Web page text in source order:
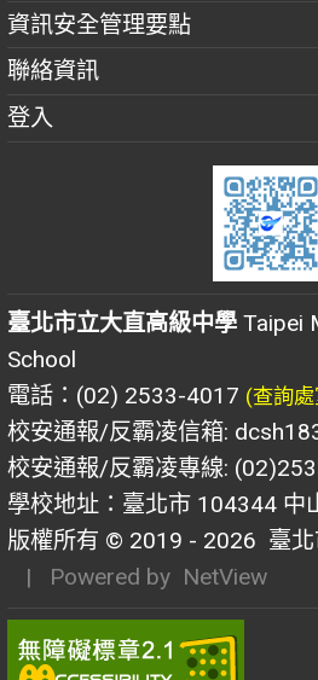
資訊安全管理要點
聯絡資訊
登入
臺北市立大直高級中學 Taipei
School
電話：(02) 2533-4017 (查詢
校安通報/反霸凌信箱:
校安通報/反霸凌專線:
學校地址：臺北市 104344 中
版權所有 © 2019 - 2026 臺
| Powered by NetView